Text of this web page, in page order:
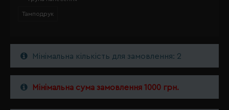
Тамподрук
Мінімальна кількість для замовлення: 2
Мінімальна сума замовлення 1000 грн.